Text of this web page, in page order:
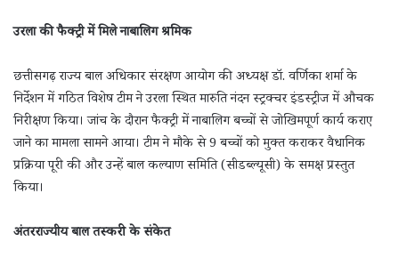
उरला की फैक्ट्री में मिले नाबालिग श्रमिक
छत्तीसगढ़ राज्य बाल अधिकार संरक्षण आयोग की अध्यक्ष डॉ. वर्णिका शर्मा के
निर्देशन में गठित विशेष टीम ने उरला स्थित मारुति नंदन स्ट्रक्चर इंडस्ट्रीज में औचक
निरीक्षण किया। जांच के दौरान फैक्ट्री में नाबालिग बच्चों से जोखिमपूर्ण कार्य कराए
जाने का मामला सामने आया। टीम ने मौके से 9 बच्चों को मुक्त कराकर वैधानिक
प्रक्रिया पूरी की और उन्हें बाल कल्याण समिति (सीडब्ल्यूसी) के समक्ष प्रस्तुत
किया।
अंतरराज्यीय बाल तस्करी के संकेत